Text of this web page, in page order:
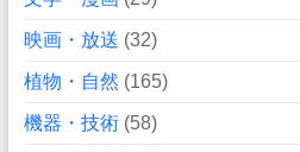
映画・放送 (32)
植物・自然 (165)
機器・技術(58)